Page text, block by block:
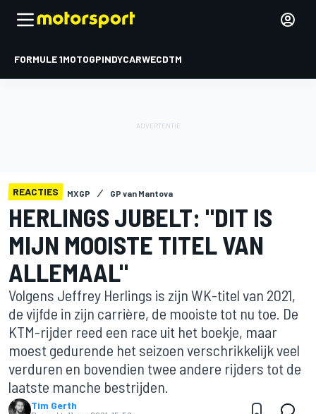
FORMULE 1MOTOGPINDYCARWECDTM
REACTIES MXGP GP van Mantova
HERLINGS JUBELT: "DIT IS
MIJN MOOISTE TITEL VAN
ALLEMAAL"
Volgens Jeffrey Herlings is zijn WK-titel van 2021,
de vijfde in zijn carrière, de mooiste tot nu toe. De
KTM-rijder reed een race uit het boekje, maar
moest gedurende het seizoen verschrikkelijk veel
verduren en bovendien twee andere rijders tot de
laatste manche bestrijden.
Tim Gerth